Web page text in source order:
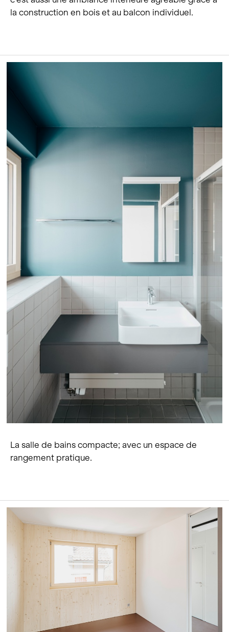
la construction en bois et au balcon individuel.
La salle de bains compacte; avec un espace de
rangement pratique.